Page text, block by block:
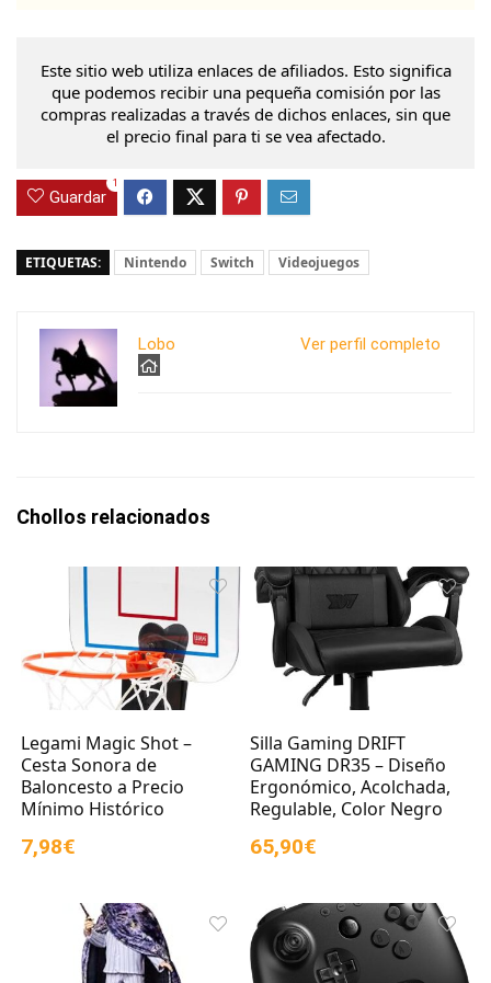
Este sitio web utiliza enlaces de afiliados. Esto significa
que podemos recibir una pequeña comisión por las
compras realizadas a través de dichos enlaces, sin que
el precio final para ti se vea afectado.
Guardar
1
ETIQUETAS: Nintendo Switch Videojuegos
Ver perfil completo
Lobo
Chollos relacionados
Legami Magic Shot –
Cesta Sonora de
Baloncesto a Precio
Mínimo Histórico
7,98€
Silla Gaming DRIFT
GAMING DR35 – Diseño
Ergonómico, Acolchada,
Regulable, Color Negro
65,90€